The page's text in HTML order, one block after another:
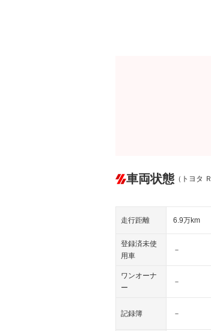
車両状態 （トヨタ
走行距離 6.9万km
登録済未使
用車
－
ワンオーナ
ー
－
記録簿 －